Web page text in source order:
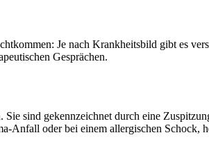
Je nach Krankheitsbild gibt es
Gesprächen.
sind gekennzeichnet durch eine
Anfall oder bei einem allergischen